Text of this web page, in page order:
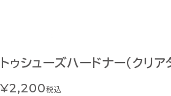
トゥシューズハードナー（クリア
¥2,200税込